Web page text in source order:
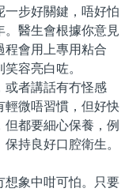
一步好關鍵，唔好怕
。醫生會根據你意見
程會用上專用粘合
容亮白咗。
者講話有冇怪感
輕微唔習慣，但好快
都要細心保養，例
持良好口腔衛生。
象中咁可怕。只要